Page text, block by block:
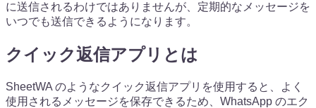
に送信されるわけではありませんが、定期的なメッセージを
いつでも送信できるようになります。
クイック返信アプリとは
SheetWA のようなクイック返信アプリを使用すると、よく
使用されるメッセージを保存できるため、WhatsApp のエク